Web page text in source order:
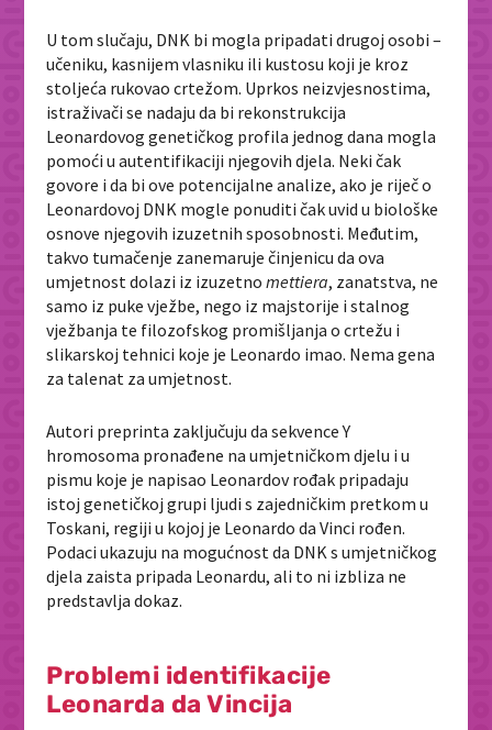
U tom slučaju, DNK bi mogla pripadati drugoj osobi –
učeniku, kasnijem vlasniku ili kustosu koji je kroz
stoljeća rukovao crtežom. Uprkos neizvjesnostima,
istraživači se nadaju da bi rekonstrukcija
Leonardovog genetičkog profila jednog dana mogla
pomoći u autentifikaciji njegovih djela. Neki čak
govore i da bi ove potencijalne analize, ako je riječ o
Leonardovoj DNK mogle ponuditi čak uvid u biološke
osnove njegovih izuzetnih sposobnosti. Međutim,
takvo tumačenje zanemaruje činjenicu da ova
umjetnost dolazi iz izuzetnomettiera, zanatstva, ne
samo iz puke vježbe, nego iz majstorije i stalnog
vježbanja te filozofskog promišljanja o crtežu i
slikarskoj tehnici koje je Leonardo imao. Nema gena
za talenat za umjetnost.
Autori preprinta zaključuju da sekvence Y
hromosoma pronađene na umjetničkom djelu i u
pismu koje je napisao Leonardov rođak pripadaju
istoj genetičkoj grupi ljudi s zajedničkim pretkom u
Toskani, regiji u kojoj je Leonardo da Vinci rođen.
Podaci ukazuju na mogućnost da DNK s umjetničkog
djela zaista pripada Leonardu, ali to ni izbliza ne
predstavlja dokaz.
Problemi identifikacije
Leonarda da Vincija